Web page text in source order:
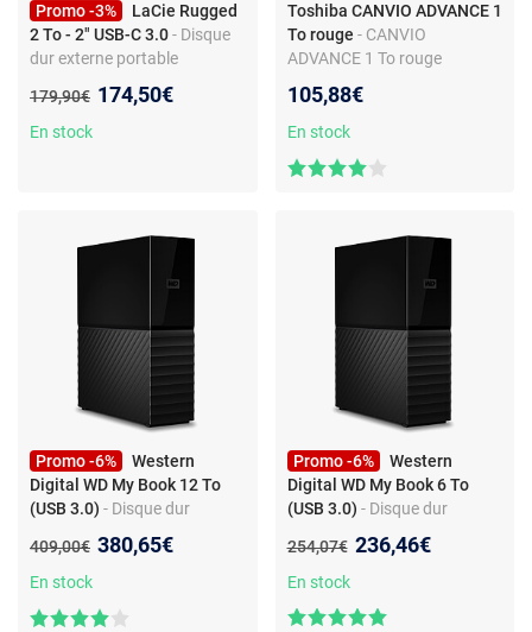
Promo -3%
LaCie Rugged
2 To - 2" USB-C 3.0- Disque
dur externe portable
Ancien prix :
179,90€ Nouveau prix :
174,50€
En stock
Toshiba CANVIO ADVANCE 1
To rouge - CANVIO
ADVANCE 1 To rouge
105,88€
En stock
Promo -6%
Western
Digital WD My Book 12 To
(USB 3.0) - Disque dur
Ancien prix :
409,00€ Nouveau prix :
380,65€
En stock
Promo -6%
Western
Digital WD My Book 6 To
(USB 3.0) - Disque dur
Ancien prix :
254,07€ Nouveau prix :
236,46€
En stock